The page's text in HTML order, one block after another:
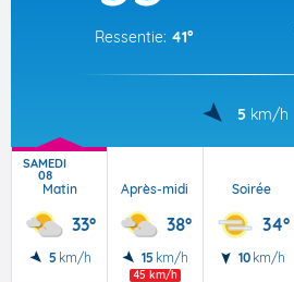
Ressentie: 41°
5 km/h
SAMEDI
08
Matin
33°
5 km/h
Après-midi
38°
15 km/h
45 km/h
Soirée
34°
10 km/h